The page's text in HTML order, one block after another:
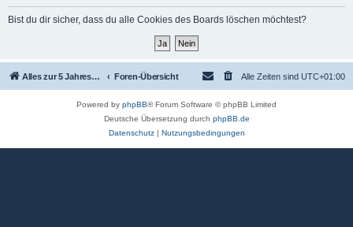
Bist du dir sicher, dass du alle Cookies des Boards löschen möchtest?
Alles zur 5 Jahreswertung / Tabelle der UEFA mit vielen Statistiken. Foren-Übersicht Alle Zeiten sind UTC+01:00
Powered by phpBB® Forum Software © phpBB Limited
Deutsche Übersetzung durch phpBB.de
Datenschutz| Nutzungsbedingungen